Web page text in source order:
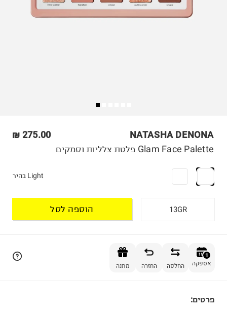
NATASHA DENONA
275.00 ₪
Glam Face Palette פלטת צלליות וסמקים
Light בהיר
13GR הוספה לסל
1
אספקה החלפה החזרה מתנה
פרטים: